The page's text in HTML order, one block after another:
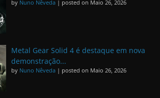
by Nuno Nêveda | posted on Maio 26, 2026
Metal Gear Solid 4 é destaque em nova
demonstração...
by Nuno Nêveda | posted on Maio 26, 2026